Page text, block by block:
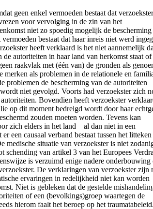
geen enkel vermoeden bestaat dat
voor vervolging in de zin van het
niet zo spoedig mogelijk de bescherming
bestaat dat haar inreis niet werd
heeft verklaard is het niet aannemelijk
autoriteiten in haar land van herkomst staat of
raakvlak met (één van) de gronden als
als problemen in de relationele en
problemen de bescherming van de autoriteiten
niet gevolgd. Voorts had verzoekster zich
Bovendien heeft verzoekster
op dit moment bedreigd wordt door haar
zouden moeten worden. Tevens kan
zich elders in het land – al dan niet in een
een causaal verband bestaat tussen het litteken
medische situatie van verzoekster is niet
schending van artikel 3 van het Europees
is verzuimd enige nadere onderbouwing
De verklaringen van verzoekster zijn
ervaringen in redelijkheid niet kan worden
Niet is gebleken dat de gestelde
of een (bevolkings)groep waartegen de
hierom faalt het beroep op het traumatabeleid.